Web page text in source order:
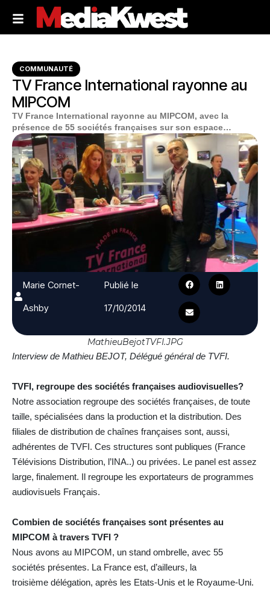
COMMUNAUTÉ
TV France International rayonne au
MIPCOM
TV France International rayonne au MIPCOM, avec la
présence de 55 sociétés françaises sur son espace…
Marie Cornet-
Ashby
Publié le
17/10/2014
MathieuBejotTVFI.JPG
Interview de Mathieu BEJOT, Délégué général de TVFI.
TVFI, regroupe des sociétés françaises audiovisuelles?
Notre association regroupe des sociétés françaises, de toute
taille, spécialisées dans la production et la distribution. Des
filiales de distribution de chaînes françaises sont, aussi,
adhérentes de TVFI. Ces structures sont publiques (France
Télévisions Distribution, l’INA..) ou privées. Le panel est assez
large, finalement. Il regroupe les exportateurs de programmes
audiovisuels Français.
Combien de sociétés françaises sont présentes au
MIPCOM à travers TVFI ?
Nous avons au MIPCOM, un stand ombrelle, avec 55
sociétés présentes. La France est, d’ailleurs, la
troisième délégation, après les Etats-Unis et le Royaume-Uni.